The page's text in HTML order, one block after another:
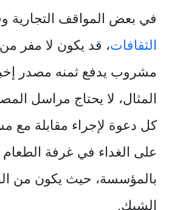
في بعض المواقف التجارية
الثقافات، قد يكون لا مفر
مشروب يدفع ثمنه مصدر
المثال، لا يحتاج مراسل
كل دعوة لإجراء مقابلة مع
على الغداء في غرفة
بالمؤسسة، حيث يكون من
الشيك.